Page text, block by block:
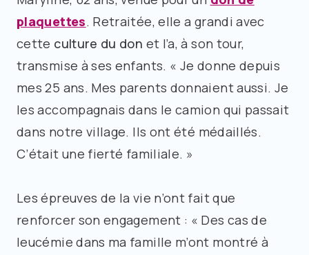
plaquettes. Retraitée, elle a grandi avec
cette culture du don et l’a, à son tour,
transmise à ses enfants. « Je donne depuis
mes 25 ans. Mes parents donnaient aussi. Je
les accompagnais dans le camion qui passait
dans notre village. Ils ont été médaillés.
C’était une fierté familiale. »
Les épreuves de la vie n’ont fait que
renforcer son engagement : « Des cas de
leucémie dans ma famille m’ont montré à